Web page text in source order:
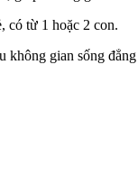
có từ 1 hoặc 2 con.
gian sống